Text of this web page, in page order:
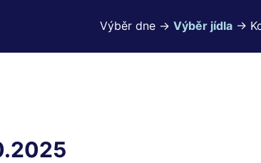
Výběr dne -> Výběr jídla->